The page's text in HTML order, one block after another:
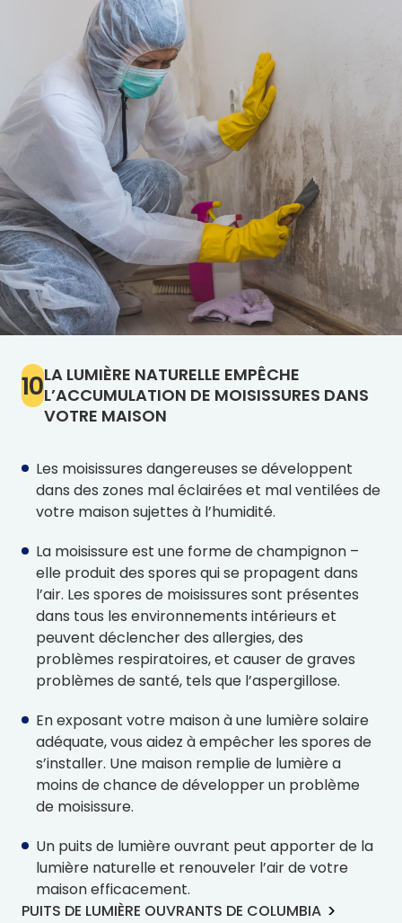
10LA LUMIÈRE NATURELLE EMPÊCHE
L’ACCUMULATION DE MOISISSURES DANS
VOTRE MAISON
Les moisissures dangereuses se développent
dans des zones mal éclairées et mal ventilées de
votre maison sujettes à l’humidité.
La moisissure est une forme de champignon –
elle produit des spores qui se propagent dans
l’air. Les spores de moisissures sont présentes
dans tous les environnements intérieurs et
peuvent déclencher des allergies, des
problèmes respiratoires, et causer de graves
problèmes de santé, tels que l’aspergillose.
En exposant votre maison à une lumière solaire
adéquate, vous aidez à empêcher les spores de
s’installer. Une maison remplie de lumière a
moins de chance de développer un problème
de moisissure.
Un puits de lumière ouvrant peut apporter de la
lumière naturelle et renouveler l’air de votre
maison efficacement.
PUITS DE LUMIÈRE OUVRANTS DE COLUMBIA